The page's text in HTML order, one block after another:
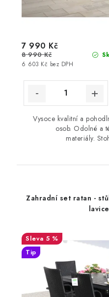
6 603 Kč bez DPH
7 990 Kč
8 990 Kč
Vysoce kvalitní a
osob. Odolné a
materiály.
Zahradní set ratan -
5 %
Tip